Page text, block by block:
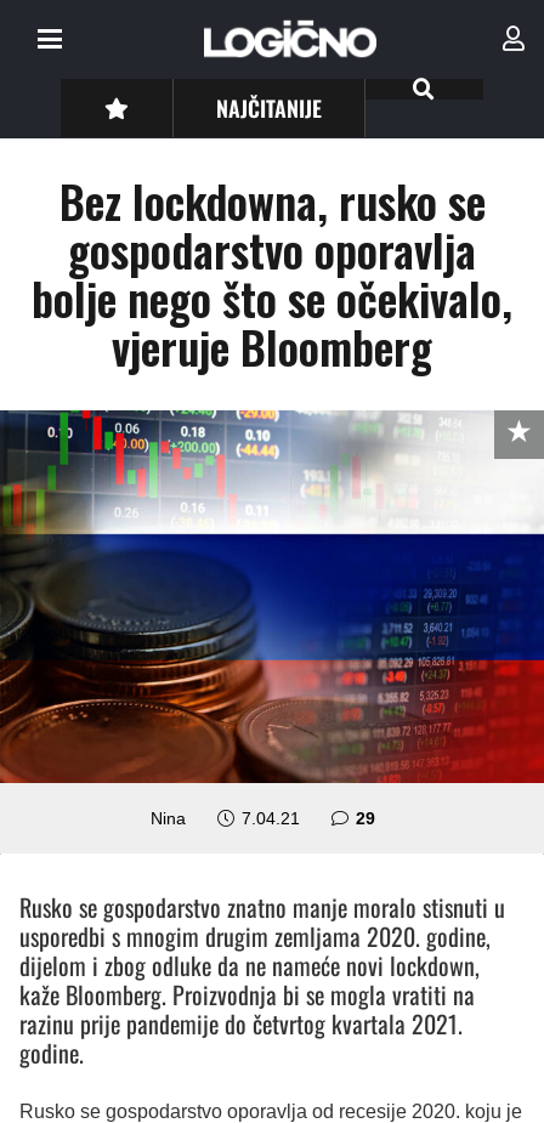
NAJČITANIJE
Bez lockdowna, rusko se
gospodarstvo oporavlja
bolje nego što se očekivalo,
vjeruje Bloomberg
Nina 7.04.21 29komentara
Rusko se gospodarstvo znatno manje moralo stisnuti u
usporedbi s mnogim drugim zemljama 2020. godine,
dijelom i zbog odluke da ne nameće novi lockdown,
kaže Bloomberg. Proizvodnja bi se mogla vratiti na
razinu prije pandemije do četvrtog kvartala 2021.
godine.
Rusko se gospodarstvo oporavlja od recesije 2020. koju je